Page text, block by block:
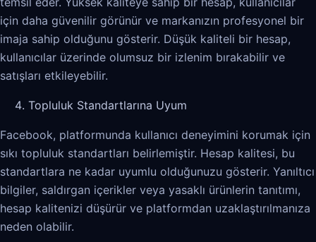
için daha güvenilir görünür ve markanızın profesyonel bir
imaja sahip olduğunu gösterir. Düşük kaliteli bir hesap,
kullanıcılar üzerinde olumsuz bir izlenim bırakabilir ve
satışları etkileyebilir.
Topluluk Standartlarına Uyum
Facebook, platformunda kullanıcı deneyimini korumak için
sıkı topluluk standartları belirlemiştir. Hesap kalitesi, bu
standartlara ne kadar uyumlu olduğunuzu gösterir. Yanıltıcı
bilgiler, saldırgan içerikler veya yasaklı ürünlerin tanıtımı,
hesap kalitenizi düşürür ve platformdan uzaklaştırılmanıza
neden olabilir.